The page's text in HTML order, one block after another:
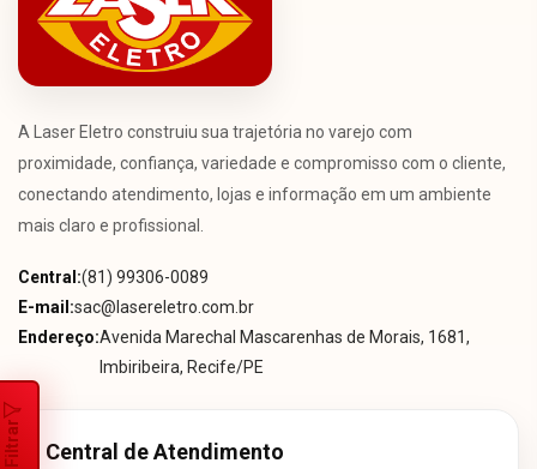
Filtrar
A Laser Eletro construiu sua trajetória no varejo com
proximidade, confiança, variedade e compromisso com o cliente,
conectando atendimento, lojas e informação em um ambiente
mais claro e profissional.
Central:(81) 99306-0089
E-mail:sac@lasereletro.com.br
Endereço:Avenida Marechal Mascarenhas de Morais, 1681,
Imbiribeira, Recife/PE
Central de Atendimento